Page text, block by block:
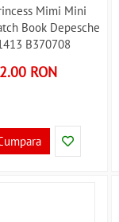
Mimi Mini
Book Depesche
B370708
RON